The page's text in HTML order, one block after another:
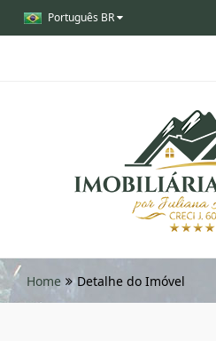
Português BR
Home Detalhe do Imóvel